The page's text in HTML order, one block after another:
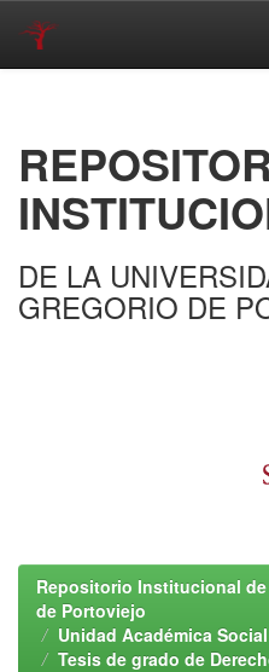
DE LA
GREGORIO DE
Repositorio Institucional
de Portoviejo
Unidad Académica Social
Tesis de grado de